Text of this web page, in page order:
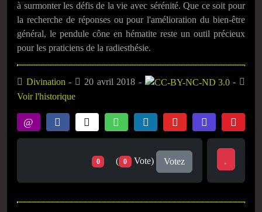
à surmonter les défis de la vie avec sérénité. Que ce soit pour
la recherche de réponses ou pour l'amélioration du bien-être
général, le pendule cône en hématite reste un outil précieux
pour les praticiens de la radiesthésie.
Divination - 20 avril 2018 -
-
Voir l'historique
0 ( 0 Vote) Votez